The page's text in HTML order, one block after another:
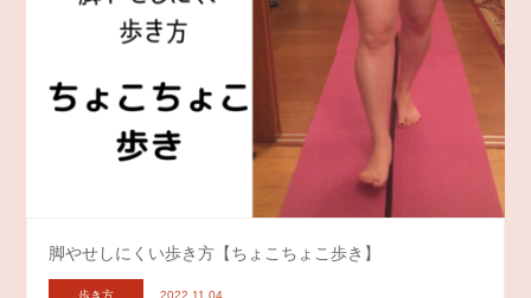
脚やせしにくい歩き方【ちょこちょこ歩き】